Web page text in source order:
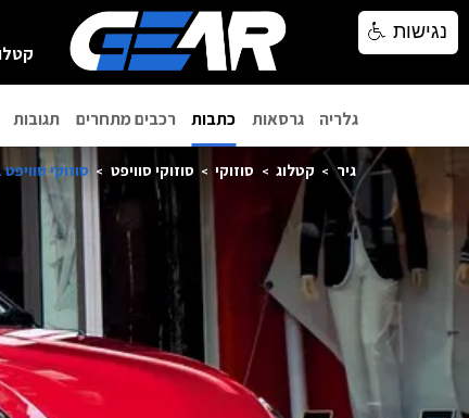
גלריה גרסאות כתבות רכבים מתחרים תגובות
גיר קטלוג סוזוקי סוזוקי סוויפט סוזוקי סוויפט 2011
נגישות
נגישות